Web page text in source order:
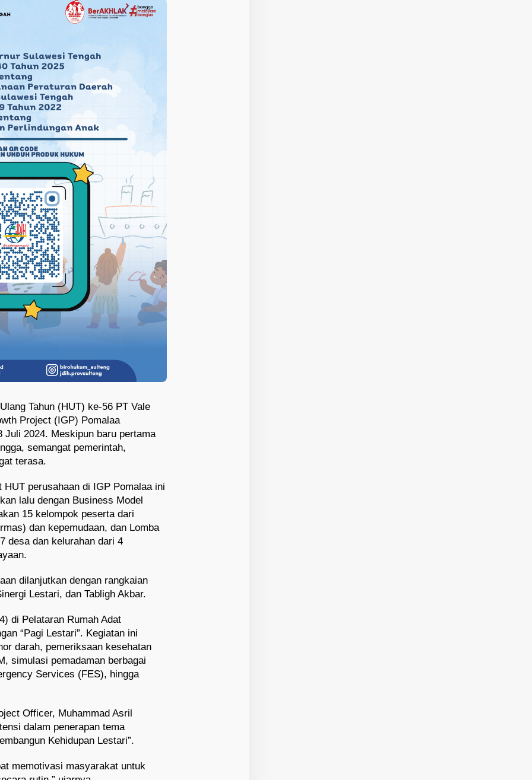
Tahun (HUT) ke-56 PT Vale
Project (IGP) Pomalaa
Juli 2024. Meskipun baru pertama
semangat pemerintah,
terasa.
HUT perusahaan di IGP Pomalaa ini
lalu dengan Business Model
15 kelompok peserta dari
dan kepemudaan, dan Lomba
desa dan kelurahan dari 4
dilanjutkan dengan rangkaian
Lestari, dan Tabligh Akbar.
di Pelataran Rumah Adat
“Pagi Lestari”. Kegiatan ini
darah, pemeriksaan kesehatan
simulasi pemadaman berbagai
Services (FES), hingga
Officer, Muhammad Asril
dalam penerapan tema
Kehidupan Lestari”.
memotivasi masyarakat untuk